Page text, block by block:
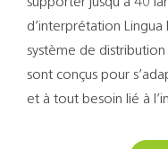
d’interprétation Lingua
système de distribution
sont conçus pour
et à tout besoin lié à